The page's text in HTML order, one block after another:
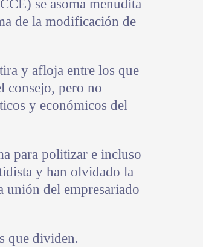
se asoma menudita
de la modificación de
y afloja entre los que
consejo, pero no
y económicos del
para politizar e incluso
y han olvidado la
unión del empresariado
que dividen.